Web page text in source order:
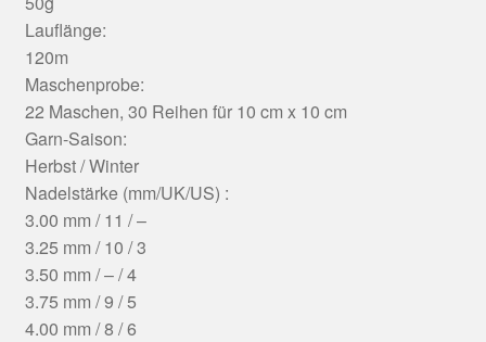
Lauflänge:
120m
Maschenprobe:
22 Maschen, 30 Reihen für 10 cm x 10 cm
Garn-Saison:
Herbst / Winter
Nadelstärke (mm/UK/US) :
3.00 mm / 11 / –
3.25 mm / 10 / 3
3.50 mm / – / 4
3.75 mm / 9 / 5
4.00 mm / 8 / 6